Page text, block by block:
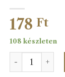
178 Ft
108 készleten
Madeira